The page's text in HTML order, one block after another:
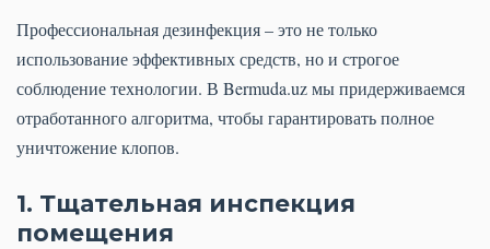
Профессиональная дезинфекция – это не только
использование эффективных средств, но и строгое
соблюдение технологии. В Bermuda.uz мы придерживаемся
отработанного алгоритма, чтобы гарантировать полное
уничтожение клопов.
1. Тщательная инспекция
помещения